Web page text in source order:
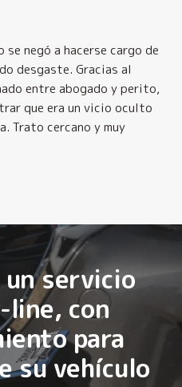
se negó a hacerse cargo de
desgaste. Gracias al
entre abogado y perito,
que era un vicio oculto
Trato cercano y muy
servicio
line, con
para
su vehículo